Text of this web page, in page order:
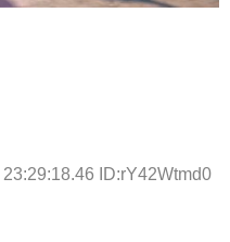
ID:rY42Wtmd0